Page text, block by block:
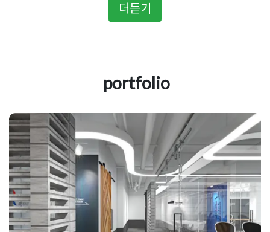
더듣기
portfolio
일산사무실인테리어 3D디자인 제안
Posted on2020년 11월 25일by DOPAMIN